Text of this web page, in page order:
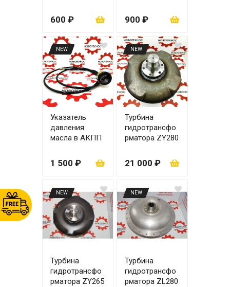
600 ₽
0,5 МРА
900 ₽
NEW
Указатель
давления
масла в АКПП
1 500 ₽
NEW
Турбина
гидротрансфо
рматора ZY280
46 мм 32 зуба)
21 000 ₽
NEW
Турбина
гидротрансфо
рматора ZY265
NEW
Турбина
гидротрансфо
рматора ZL280